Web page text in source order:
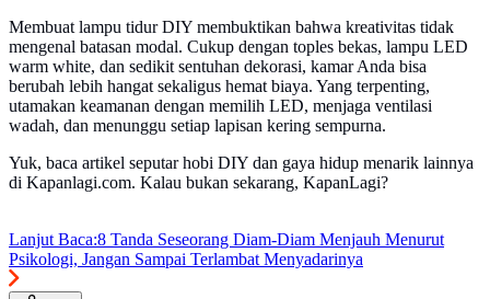
Membuat lampu tidur DIY membuktikan bahwa kreativitas tidak
mengenal batasan modal. Cukup dengan toples bekas, lampu LED
warm white, dan sedikit sentuhan dekorasi, kamar Anda bisa
berubah lebih hangat sekaligus hemat biaya. Yang terpenting,
utamakan keamanan dengan memilih LED, menjaga ventilasi
wadah, dan menunggu setiap lapisan kering sempurna.
Yuk, baca artikel seputar hobi DIY dan gaya hidup menarik lainnya
di Kapanlagi.com. Kalau bukan sekarang, KapanLagi?
Lanjut Baca:8 Tanda Seseorang Diam-Diam Menjauh Menurut
Psikologi, Jangan Sampai Terlambat Menyadarinya